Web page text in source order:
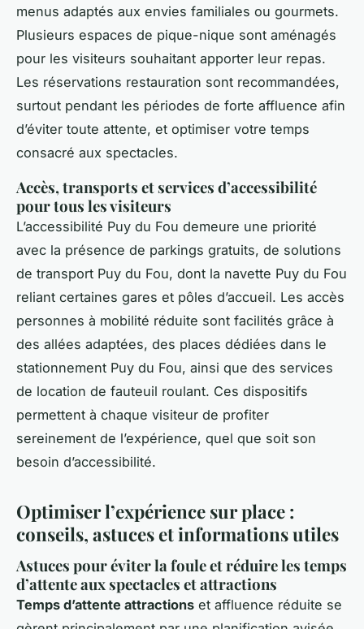
menus adaptés aux envies familiales ou gourmets.
Plusieurs espaces de pique-nique sont aménagés
pour les visiteurs souhaitant apporter leur repas.
Les réservations restauration sont recommandées,
surtout pendant les périodes de forte affluence afin
d’éviter toute attente, et optimiser votre temps
consacré aux spectacles.
Accès, transports et services d’accessibilité
pour tous les visiteurs
L’accessibilité Puy du Fou demeure une priorité
avec la présence de parkings gratuits, de solutions
de transport Puy du Fou, dont la navette Puy du Fou
reliant certaines gares et pôles d’accueil. Les accès
personnes à mobilité réduite sont facilités grâce à
des allées adaptées, des places dédiées dans le
stationnement Puy du Fou, ainsi que des services
de location de fauteuil roulant. Ces dispositifs
permettent à chaque visiteur de profiter
sereinement de l’expérience, quel que soit son
besoin d’accessibilité.
Optimiser l’expérience sur place :
conseils, astuces et informations utiles
Astuces pour éviter la foule et réduire les temps
d’attente aux spectacles et attractions
Temps d’attente attractions et affluence réduite se